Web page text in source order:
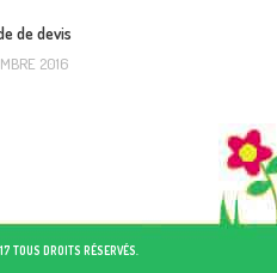
de devis
2016
TOUS DROITS RÉSERVÉS.